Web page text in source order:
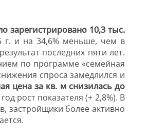
зарегистрировано 10,3 тыс.
г. и на 34,6% меньше, чем в
последних пяти лет.
по программе «семейная
спроса замедлился и
цена за кв. м снизилась до
рост показателя (+ 2,8%). В
застройщики более активно